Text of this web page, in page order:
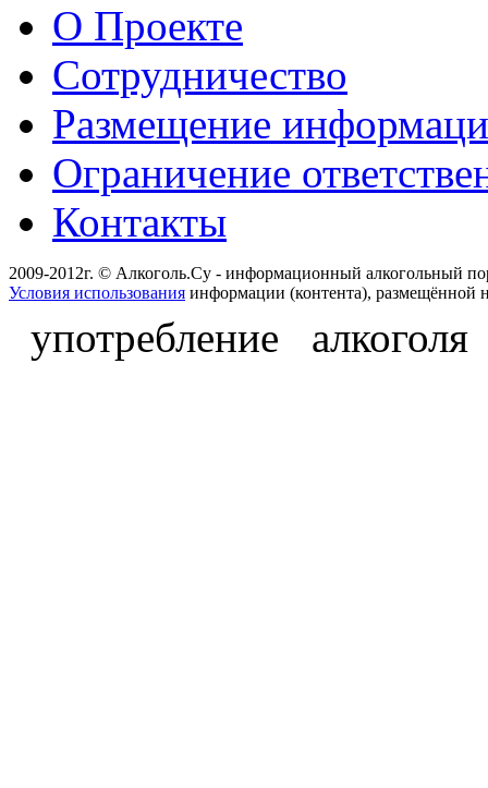
О Проекте
Сотрудничество
Размещение
Ограничение
Контакты
2009-2012г. © Алкоголь.Су - информационный алкогольный
Условия использования информации (контента), размещённой
употребление